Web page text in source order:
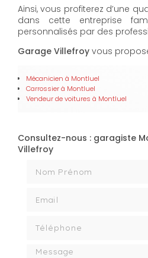
Ainsi, vous profiterez d’une
dans cette entreprise
personnalisés par des
Garage Villefroy vous
Mécanicien à Montluel
Carrossierà Montluel
Vendeur de voitures​​​​​​​ à Montluel
Consultez-nous : garagiste
Villefroy
Message